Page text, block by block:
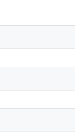
기